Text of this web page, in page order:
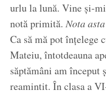
urlu la lună. Vine și-
notă primită.Nota
Ca să mă pot înțelege
Mateiu, întotdeauna
săptămâni am
reamintit. În clasa a